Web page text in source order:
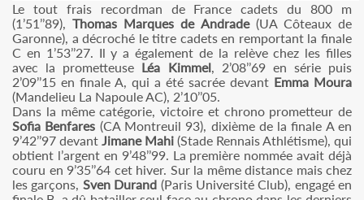
Le tout frais recordman de France cadets du 800 m
(1’51’’89),Thomas Marques de Andrade(UA Côteaux de
Garonne), a décroché le titre cadets en remportant la finale
C en 1’53’’27. Il y a également de la relève chez les filles
avec la prometteuse Léa Kimmel, 2’08’’69 en série puis
2’09’’15 en finale A, qui a été sacrée devant Emma Moura
(Mandelieu La Napoule AC), 2’10’’05.
Dans la même catégorie, victoire et chrono prometteur de
Sofia Benfares (CA Montreuil 93), dixième de la finale A en
9’42’’97 devant Jimane Mahi (Stade Rennais Athlétisme), qui
obtient l’argent en 9’48’’99. La première nommée avait déjà
couru en 9’35’’64 cet hiver. Sur la même distance mais chez
les garçons, Sven Durand (Paris Université Club), engagé en